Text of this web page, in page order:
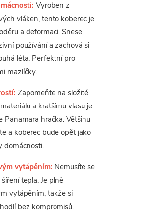
Vyroben z
vláken, tento koberec je
a deformaci. Snese
používání a zachová si
léta. Perfektní pro
mazlíčky.
Zapomeňte na složité
a kratšímu vlasu je
Panamara hračka. Většinu
a koberec bude opět jako
domácnosti.
vytápěním: Nemusíte se
tepla. Je plně
vytápěním, takže si
bez kompromisů.